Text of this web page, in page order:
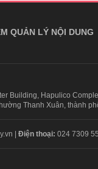
QUẢN LÝ NỘI DUNG
Building, Hapulico
Thanh Xuân, thành
| Điện thoại: 024 7309